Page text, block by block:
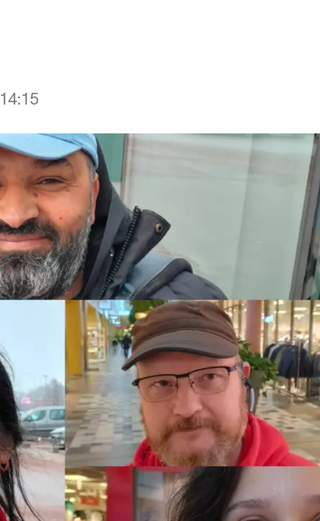
14:15